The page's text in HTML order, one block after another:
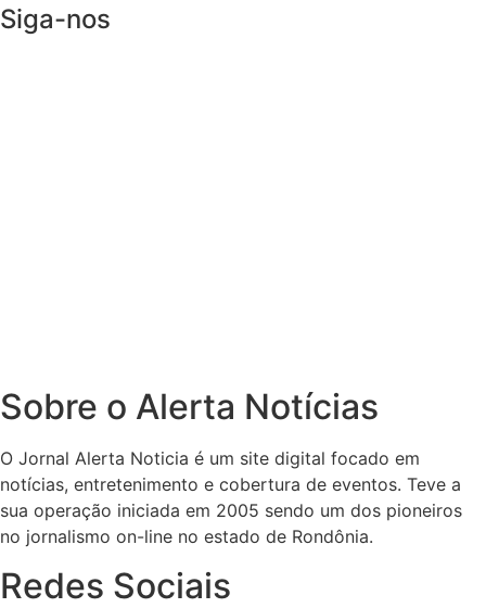
Siga-nos
Sobre o Alerta Notícias
O Jornal Alerta Noticia é um site digital focado em
notícias, entretenimento e cobertura de eventos. Teve a
sua operação iniciada em 2005 sendo um dos pioneiros
no jornalismo on-line no estado de Rondônia.
Redes Sociais